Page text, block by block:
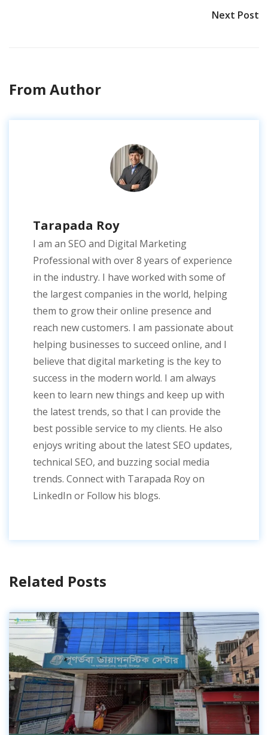
Next Post
From Author
Tarapada Roy
I am an SEO and Digital Marketing
Professional with over 8 years of experience
in the industry. I have worked with some of
the largest companies in the world, helping
them to grow their online presence and
reach new customers. I am passionate about
helping businesses to succeed online, and I
believe that digital marketing is the key to
success in the modern world. I am always
keen to learn new things and keep up with
the latest trends, so that I can provide the
best possible service to my clients. He also
enjoys writing about the latest SEO updates,
technical SEO, and buzzing social media
trends. Connect with Tarapada Roy on
LinkedIn or Follow his blogs.
Related Posts